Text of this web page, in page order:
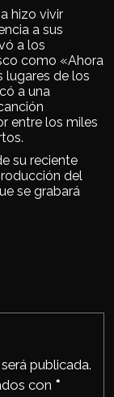
hizo vivir
a sus
a los
como «Ahora
lugares de los
a una
entre los miles
su reciente
del
se grabará
publicada.
con *